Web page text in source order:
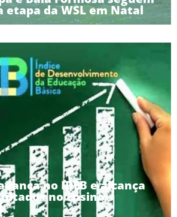
etapa da WSL em Natal
no IDEB e alcança
no Ensino